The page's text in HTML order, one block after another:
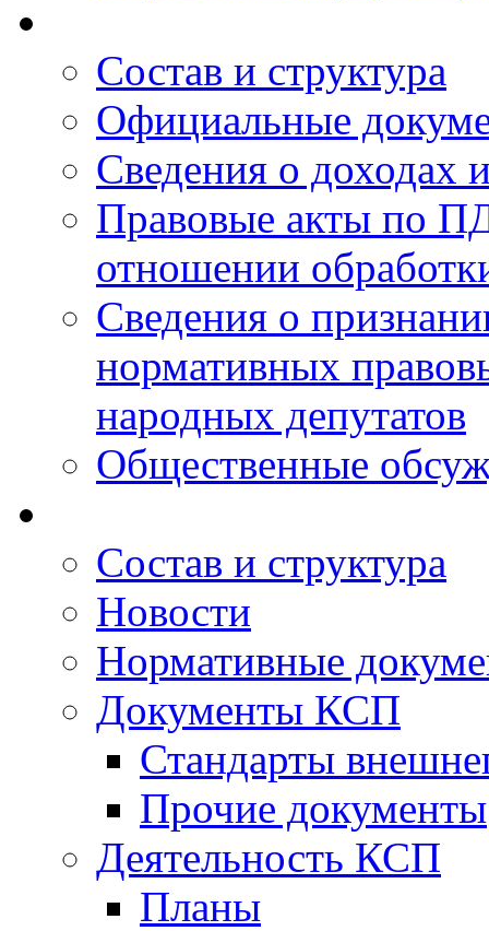
Состав и структура
Официальные
Сведения о доходах
Правовые акты по
отношении
Сведения о
нормативных
народных депутатов
Общественные
Состав и структура
Новости
Нормативные
Документы КСП
Стандарты
Прочие документы
Деятельность КСП
Планы